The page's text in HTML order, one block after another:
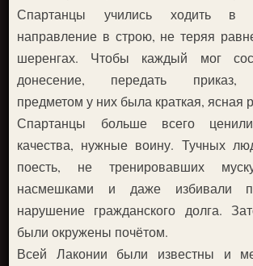
Спартанцы учились ходить в
направление в строю, не теряя
шеренгах. Чтобы каждый мог
донесение, передать приказ,
предметом у них была краткая, ясная
Спартанцы больше всего
качества, нужные воину. Тучных
поесть, не тренировавших
насмешками и даже избивали
нарушение гражданского долга.
были окружены почётом.
Всей Лаконии были известны и